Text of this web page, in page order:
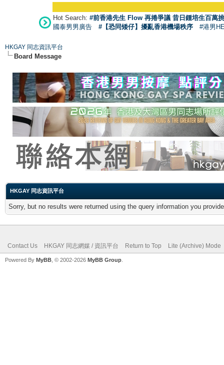
Hot Search: #前香港先生 Flow 再捲爭議 昔日鍾培生百萬
國泰男男廣告
#【恐同矮仔】擾亂香港機場秩序 #港男
HKGAY 同志資訊平台
Board Message
HKGAY 同志資訊平台
Sorry, but no results were returned using the query information you
Contact Us HKGAY 同志網媒 / 資訊平台 Return to Top Lite (Archive) Mode
Powered By MyBB , © 2002-2026 MyBB Group